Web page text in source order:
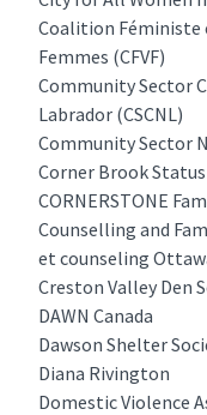
Coalition Féministe
Femmes (CFVF)
Community Sector
Labrador (CSCNL)
Community Sector
Corner Brook
CORNERSTONE
Counselling and
et counseling
Creston Valley Den
DAWN Canada
Dawson Shelter
Diana Rivington
Domestic Violence